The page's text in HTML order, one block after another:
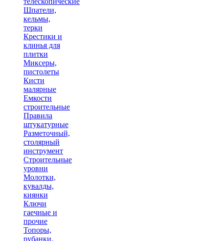
Шпатели,
кельмы,
терки
Крестики и
клинья для
плитки
Миксеры,
пистолеты
Кисти
малярные
Емкости
строительные
Правила
штукатурные
Разметочный,
столярный
инструмент
Строительные
уровни
Молотки,
кувалды,
киянки
Ключи
гаечные и
прочие
Топоры,
рубанки,